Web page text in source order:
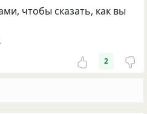
чтобы сказать, как вы
2